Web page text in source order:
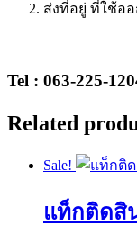
ส่งที่อยู่ ที่ใช้อ
Tel : 063-225-
Related
Sale!
แท็กติดสิ